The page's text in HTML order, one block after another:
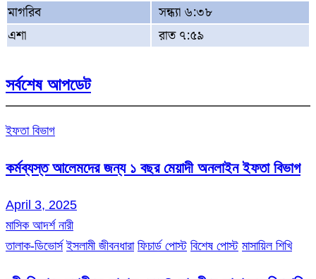
মাগরিব
সন্ধ্যা ৬:৩৮
এশা
রাত ৭:৫৯
সর্বশেষ আপডেট
ইফতা বিভাগ
কর্মব্যস্ত আলেমদের জন্য ১ বছর মেয়াদী অনলাইন ইফতা বিভাগ
April 3, 2025
মাসিক আদর্শ নারী
তালাক-ডিভোর্স ইসলামী জীবনধারা ফিচার্ড পোস্ট বিশেষ পোস্ট মাসায়িল শিখি